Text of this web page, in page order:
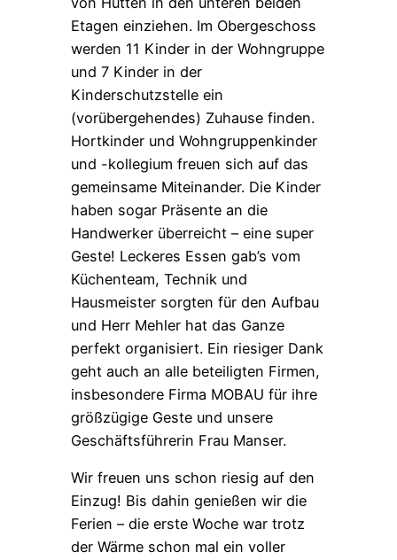
Etagen einziehen. Im Obergeschoss
werden 11 Kinder in der Wohngruppe
und 7 Kinder in der
Kinderschutzstelle ein
(vorübergehendes) Zuhause finden.
Hortkinder und Wohngruppenkinder
und -kollegium freuen sich auf das
gemeinsame Miteinander. Die Kinder
haben sogar Präsente an die
Handwerker überreicht – eine super
Geste! Leckeres Essen gab’s vom
Küchenteam, Technik und
Hausmeister sorgten für den Aufbau
und Herr Mehler hat das Ganze
perfekt organisiert. Ein riesiger Dank
geht auch an alle beteiligten Firmen,
insbesondere Firma MOBAU für ihre
größzügige Geste und unsere
Geschäftsführerin Frau Manser.
Wir freuen uns schon riesig auf den
Einzug! Bis dahin genießen wir die
Ferien – die erste Woche war trotz
der Wärme schon mal ein voller